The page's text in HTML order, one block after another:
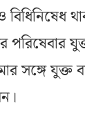
পরিষেবার
সঙ্গে যুক্ত